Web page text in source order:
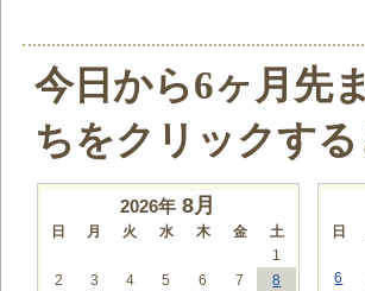
今日から6ヶ月先
ちをクリックす
2026年 8月
日 月 火 水 木 金
土
1
2
3 4 5 6 7
8
日
6